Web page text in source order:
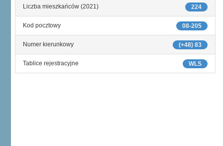
224
Liczba mieszkańców (2021)
08-205
Kod pocztowy
(+48) 83
Numer kierunkowy
WLS
Tablice rejestracyjne